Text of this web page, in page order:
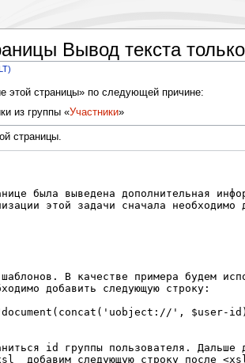
Вывод текста
этой страницы» по следующей причине:
из группы «Участники»
страницы.